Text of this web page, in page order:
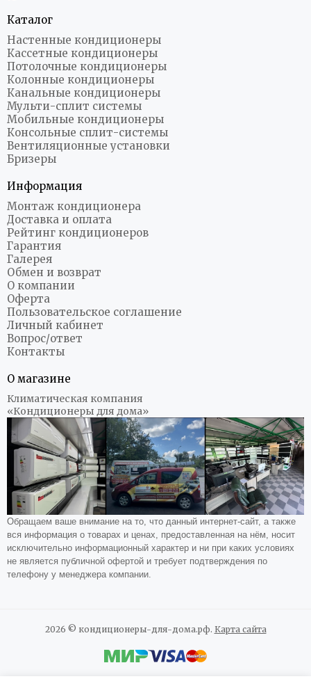
Каталог
Настенные кондиционеры
Кассетные кондиционеры
Потолочные кондиционеры
Колонные кондиционеры
Канальные кондиционеры
Мульти-сплит системы
Мобильные кондиционеры
Консольные сплит-системы
Вентиляционные установки
Бризеры
Информация
Монтаж кондиционера
Доставка и оплата
Рейтинг кондиционеров
Гарантия
Галерея
Обмен и возврат
О компании
Оферта
Пользовательское соглашение
Личный кабинет
Вопрос/ответ
Контакты
О магазине
Климатическая компания
«Кондиционеры для дома»
Обращаем ваше внимание на то, что данный интернет-сайт, а также
вся информация о товарах и ценах, предоставленная на нём, носит
исключительно информационный характер и ни при каких условиях
не является публичной офертой и требует подтверждения по
телефону у менеджера компании.
2026 © кондиционеры-для-дома.рф. Карта сайта